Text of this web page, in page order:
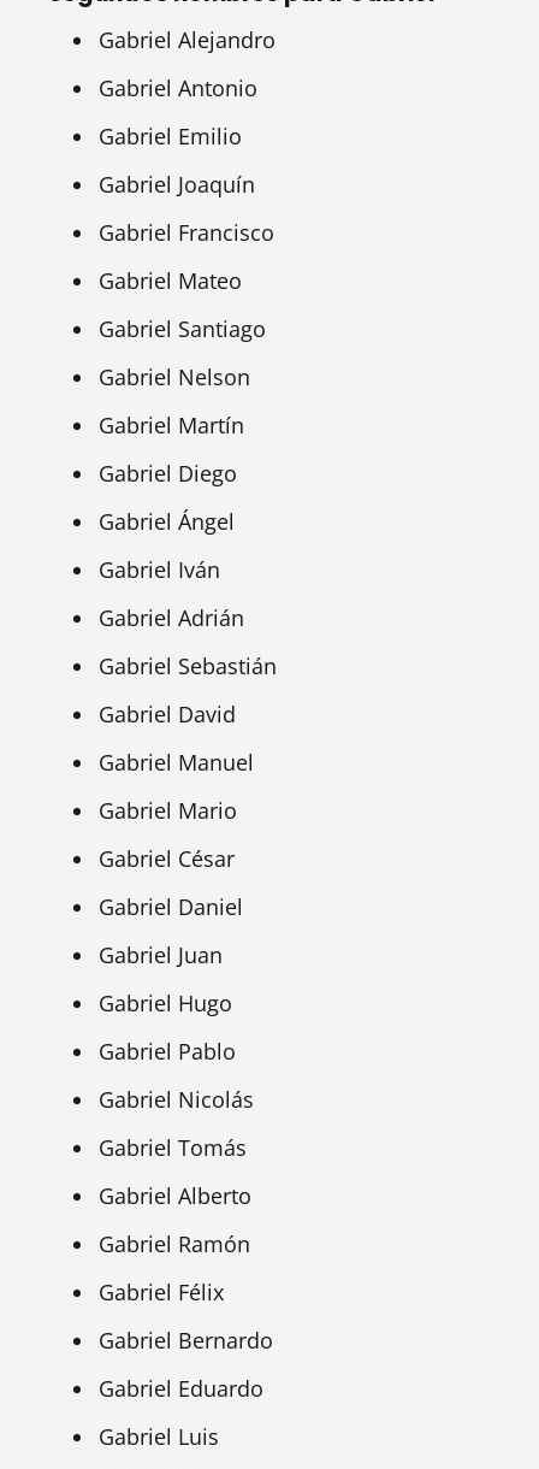
Gabriel Alejandro
Gabriel Antonio
Gabriel Emilio
Gabriel Joaquín
Gabriel Francisco
Gabriel Mateo
Gabriel Santiago
Gabriel Nelson
Gabriel Martín
Gabriel Diego
Gabriel Ángel
Gabriel Iván
Gabriel Adrián
Gabriel Sebastián
Gabriel David
Gabriel Manuel
Gabriel Mario
Gabriel César
Gabriel Daniel
Gabriel Juan
Gabriel Hugo
Gabriel Pablo
Gabriel Nicolás
Gabriel Tomás
Gabriel Alberto
Gabriel Ramón
Gabriel Félix
Gabriel Bernardo
Gabriel Eduardo
Gabriel Luis